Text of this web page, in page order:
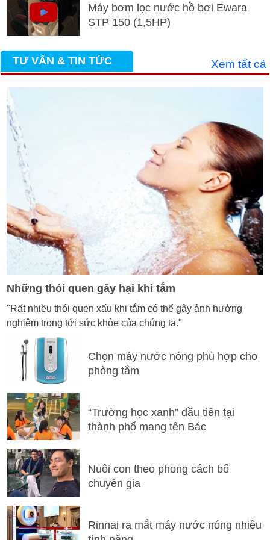
Máy bơm lọc nước hồ bơi Ewara
STP 150 (1,5HP)
TƯ VẤN & TIN TỨC Xem tất cả
Những thói quen gây hại khi tắm
"Rất nhiều thói quen xấu khi tắm có thể gây ảnh hưởng
nghiêm trọng tới sức khỏe của chúng ta."
Chọn máy nước nóng phù hợp cho
phòng tắm
“Trường học xanh” đầu tiên tại
thành phố mang tên Bác
Nuôi con theo phong cách bố
chuyên gia
Rinnai ra mắt máy nước nóng nhiều